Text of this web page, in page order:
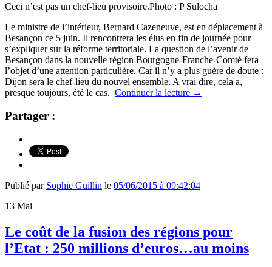
Ceci n’est pas un chef-lieu provisoire.Photo : P Sulocha
Le ministre de l’intérieur, Bernard Cazeneuve, est en déplacement à
Besançon ce 5 juin. Il rencontrera les élus en fin de journée pour
s’expliquer sur la réforme territoriale. La question de l’avenir de
Besançon dans la nouvelle région Bourgogne-Franche-Comté fera
l’objet d’une attention particulière. Car il n’y a plus guère de doute :
Dijon sera le chef-lieu du nouvel ensemble. A vrai dire, cela a,
presque toujours, été le cas. Continuer la lecture →
Partager :
Publié par Sophie Guillin le 05/06/2015 à 09:42:04
13 Mai
Le coût de la fusion des régions pour
l’Etat : 250 millions d’euros…au moins